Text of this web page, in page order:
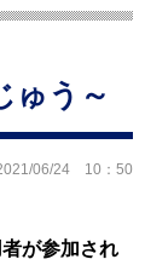
ゅう～
06/24 10：50
が参加され